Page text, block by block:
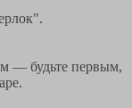
— будьте первым,